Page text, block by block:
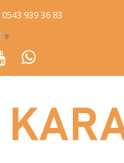
0543 939 36 83
▼